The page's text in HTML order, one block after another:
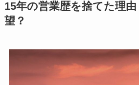
15年の営業歴を捨てた理
望？